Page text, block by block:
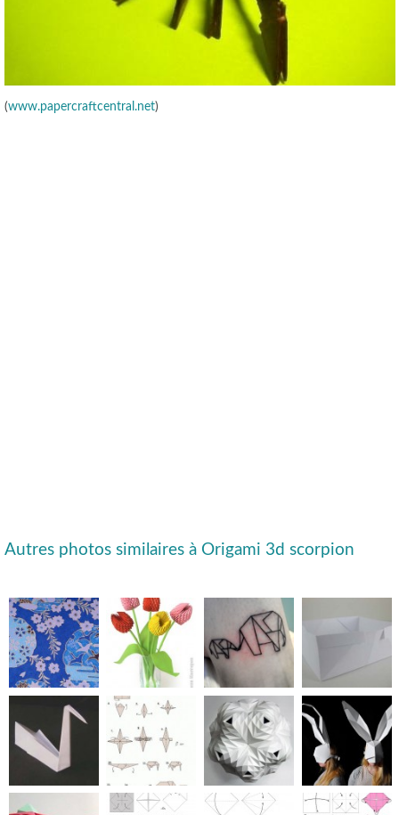
(www.papercraftcentral.net)
Autres photos similaires à Origami 3d scorpion